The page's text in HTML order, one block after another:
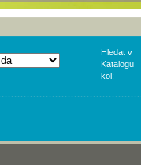
Hledat v
Katalogu
kol: